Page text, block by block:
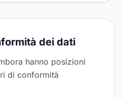
dei dati
hanno posizioni
di conformità